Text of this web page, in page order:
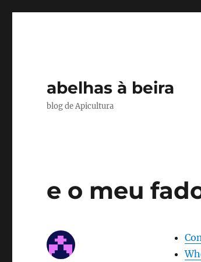
abelhas à beira
blog de Apicultura
e o meu